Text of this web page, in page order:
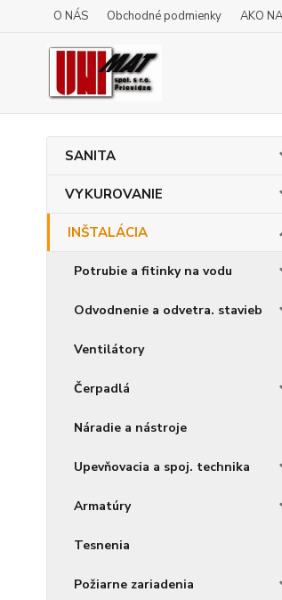
O NÁS Obchodné podmienky AKO
SANITA
VYKUROVANIE
INŠTALÁCIA
Potrubie a fitinky na vodu
Odvodnenie a odvetra. stavieb
Ventilátory
Čerpadlá
Náradie a nástroje
Upevňovacia a spoj. technika
Armatúry
Tesnenia
Požiarne zariadenia